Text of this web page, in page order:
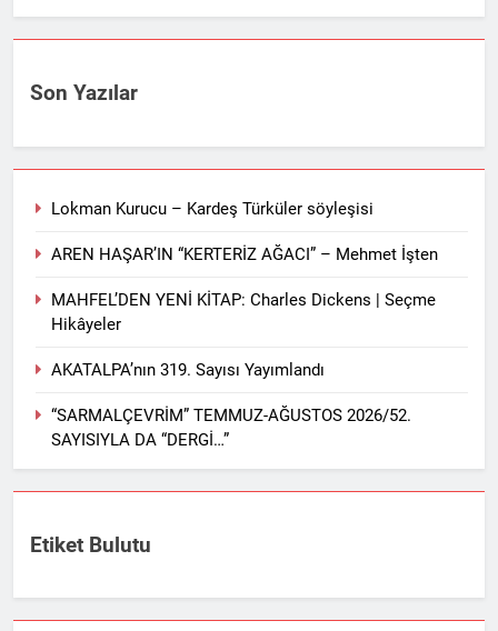
Son Yazılar
Lokman Kurucu – Kardeş Türküler söyleşisi
AREN HAŞAR’IN “KERTERİZ AĞACI” – Mehmet İşten
MAHFEL’DEN YENİ KİTAP: Charles Dickens | Seçme
Hikâyeler
AKATALPA’nın 319. Sayısı Yayımlandı
“SARMALÇEVRİM” TEMMUZ-AĞUSTOS 2026/52.
SAYISIYLA DA “DERGİ…”
Etiket Bulutu